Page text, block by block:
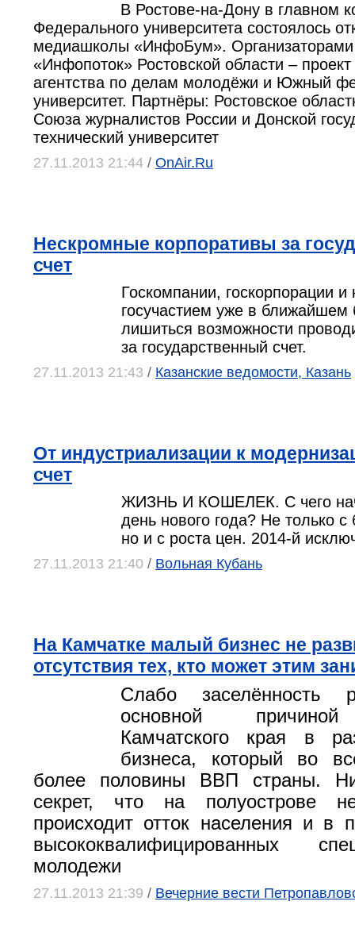
В Ростове-на-Дону в главном
Федерального университета состоялось
медиашколы «ИнфоБум».
«Инфопоток» Ростовской области –
агентства по делам молодёжи и Южный
университет. Партнёры: Ростовское
Союза журналистов России и Донской
технический университет
27.11.2013 21:44 / OnAir.Ru
Нескромные корпоративы за
счет
Госкомпании, госкорпорации и
госучастием уже в ближайшем
лишиться возможности
за государственный счет.
27.11.2013 21:43 / Казанские ведомости, Казань
От индустриализации к
счет
ЖИЗНЬ И КОШЕЛЕК. С чего
день нового года? Не только
но и с роста цен. 2014-й
27.11.2013 21:40 / Вольная Кубань
На Камчатке малый бизнес не
отсутствия тех, кто может этим
Слабо заселённость
основной причиной
Камчатского края в
бизнеса, который во
более половины ВВП страны.
секрет, что на полуострове
происходит отток населения и в
высококвалифицированных
молодежи
27.11.2013 21:39 / Вечерние вести